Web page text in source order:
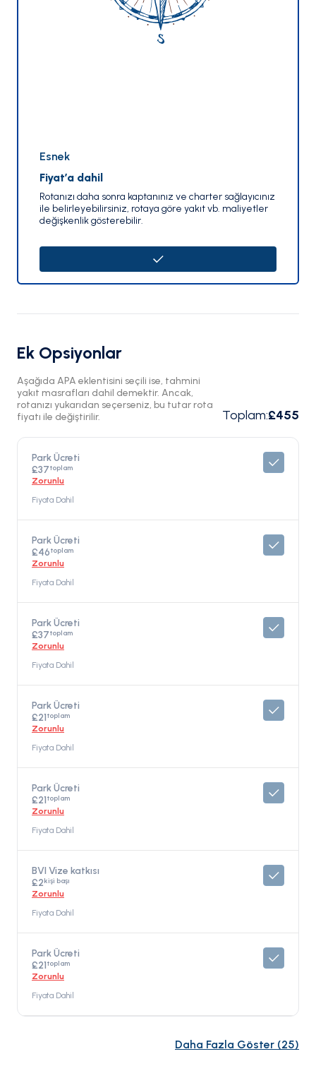
Esnek
Fiyat’a dahil
Rotanızı daha sonra kaptanınız ve charter sağlayıcınız
ile belirleyebilirsiniz, rotaya göre yakıt vb. maliyetler
değişkenlik gösterebilir.
Ek Opsiyonlar
Aşağıda APA eklentisini seçili ise, tahmini
yakıt masrafları dahil demektir. Ancak,
rotanızı yukarıdan seçerseniz, bu tutar rota
fiyatı ile değiştirilir.
Toplam:£455
Park Ücreti
£37toplam
Zorunlu
Fiyata Dahil
Park Ücreti
£46toplam
Zorunlu
Fiyata Dahil
Park Ücreti
£37toplam
Zorunlu
Fiyata Dahil
Park Ücreti
£21toplam
Zorunlu
Fiyata Dahil
Park Ücreti
£21toplam
Zorunlu
Fiyata Dahil
BVI Vize katkısı
£2kişi başı
Zorunlu
Fiyata Dahil
Park Ücreti
£21toplam
Zorunlu
Fiyata Dahil
Daha Fazla Göster (25)